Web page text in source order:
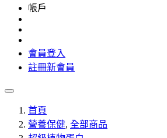
帳戶
會員登入
註冊新會員
首頁
營養保健, 全部商品